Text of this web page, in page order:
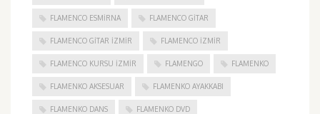
FLAMENCO ESMIRNA FLAMENCO GITAR
FLAMENCO GITAR İZMIR FLAMENCO IZMIR
FLAMENCO KURSU İZMIR FLAMENGO FLAMENKO
FLAMENKO AKSESUAR FLAMENKO AYAKKABI
FLAMENKO DANS FLAMENKO DVD